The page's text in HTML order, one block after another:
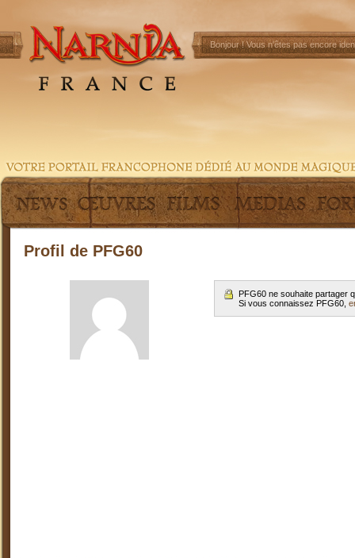
Bonjour !Vous n'êtes pas encore
Profil de PFG60
PFG60 ne souhaite partager
Si vous connaissez PFG60,